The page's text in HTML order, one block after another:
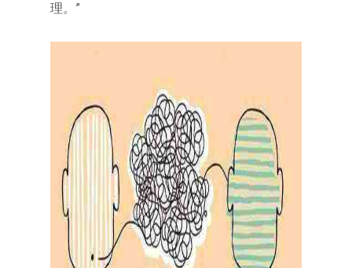
理。”